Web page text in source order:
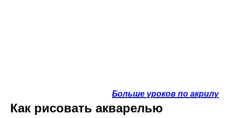
Больше уроков по акрилу
Как рисовать акварелью